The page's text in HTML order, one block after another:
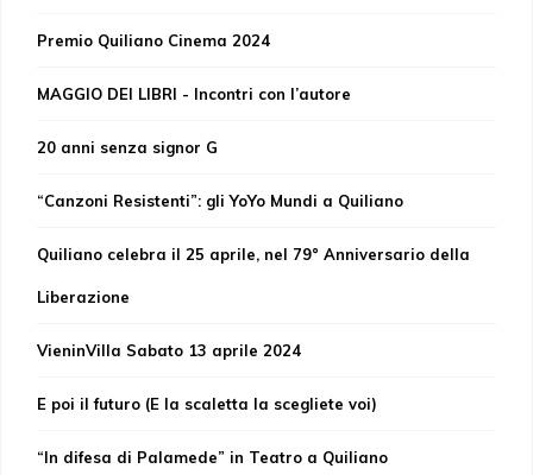
Premio Quiliano Cinema 2024
MAGGIO DEI LIBRI - Incontri con l’autore
20 anni senza signor G
“Canzoni Resistenti”: gli YoYo Mundi a Quiliano
Quiliano celebra il 25 aprile, nel 79° Anniversario della
Liberazione
VieninVilla Sabato 13 aprile 2024
E poi il futuro (E la scaletta la scegliete voi)
“In difesa di Palamede” in Teatro a Quiliano